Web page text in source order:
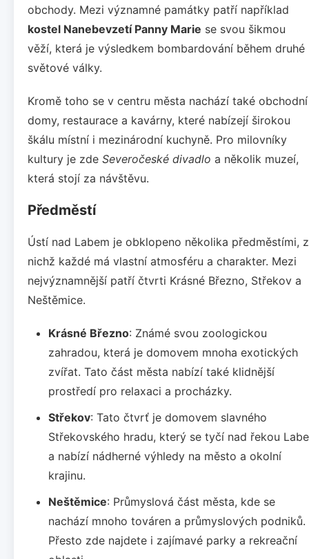
obchody. Mezi významné památky patří například
kostel Nanebevzetí Panny Marie se svou šikmou
věží, která je výsledkem bombardování během druhé
světové války.
Kromě toho se v centru města nachází také obchodní
domy, restaurace a kavárny, které nabízejí širokou
škálu místní i mezinárodní kuchyně. Pro milovníky
kultury je zde Severočeské divadlo a několik muzeí,
která stojí za návštěvu.
Předměstí
Ústí nad Labem je obklopeno několika předměstími, z
nichž každé má vlastní atmosféru a charakter. Mezi
nejvýznamnější patří čtvrti Krásné Březno, Střekov a
Neštěmice.
Krásné Březno: Známé svou zoologickou
zahradou, která je domovem mnoha exotických
zvířat. Tato část města nabízí také klidnější
prostředí pro relaxaci a procházky.
Střekov: Tato čtvrť je domovem slavného
Střekovského hradu, který se tyčí nad řekou Labe
a nabízí nádherné výhledy na město a okolní
krajinu.
Neštěmice: Průmyslová část města, kde se
nachází mnoho továren a průmyslových podniků.
Přesto zde najdete i zajímavé parky a rekreační